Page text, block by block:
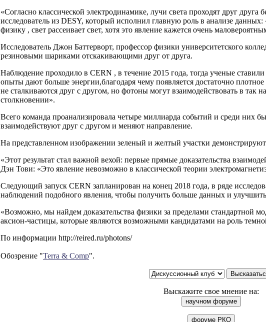
«Согласно классической электродинамике, лучи света проходят друг
исследователь из DESY, который исполнил главную роль в анализе
физику , свет рассеивает свет, хотя это явление кажется очень
Исследователь Джон Баттерворт, профессор физики университетского
резиновыми шариками отскакивающими друг от друга.
Наблюдение проходило в CERN , в течение 2015 года, тогда ученые
опыты дают больше энергии,благодаря чему появляется достаточно
не сталкиваются друг с другом, но фотоны могут взаимодействовать в так
столкновении».
Всего команда проанализировала четыре миллиарда событий и среди них
взаимодействуют друг с другом и меняют направление.
На представленном изображении зеленый и желтый участки
«Этот результат стал важной вехой: первые прямые доказательства
Дэн Тови: «Это явление невозможно в классической теории
Следующий запуск CERN запланирован на конец 2018 года, в ряде
наблюдений подобного явления, чтобы получить больше данных и улучшить
«Возможно, мы найдем доказательства физики за пределами стандартной
аксион-частицы, которые являются возможными кандидатами на роль
По информации http://reired.ru/photons/
Обозрение "Terra & Comp".
Выскажите свое мнение на: